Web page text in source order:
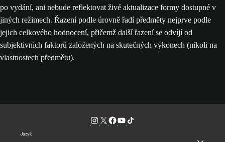
po vydání, ani nebude reflektovat živé aktualizace formy dostupné v
jiných režimech. Řazení podle úrovně řadí předměty nejprve podle
jejich celkového hodnocení, přičemž další řazení se odvíjí od
subjektivních faktorů založených na skutečných výkonech (nikoli na
vlastnostech předmětu).
Jazyk